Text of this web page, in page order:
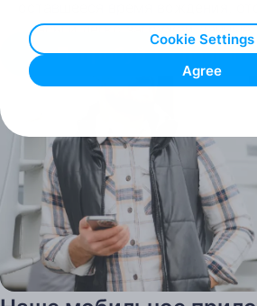
Cookie Settings
Agree
часы и легко загружай данные
мобильное приложение и
Попробуй Tachogram